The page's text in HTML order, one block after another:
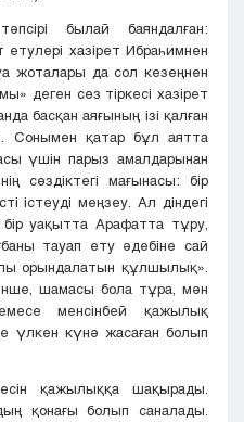
былай баяндалған:
хазірет Ибраһимнен
жоталары да сол кезеңнен
деген сөз тіркесі хазірет
басқан аяғының ізі қалған
Сонымен қатар бұл аятта
үшін парыз амалдарынан
сөздіктегі мағынасы: бір
істеуді меңзеу. Ал діндегі
бір уақытта Арафатта тұру,
тауап ету әдебіне сай
орындалатын құлшылық».
шамасы бола тұра, мән
менсінбей қажылық
үлкен күнә жасаған болып
қажылыққа шақырады.
қонағы болып саналады.